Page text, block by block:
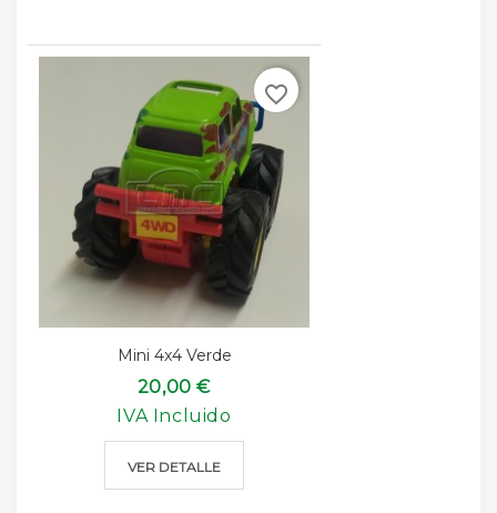
Mini 4x4 Verde
20,00 €
IVA Incluido
VER DETALLE
favorite_border